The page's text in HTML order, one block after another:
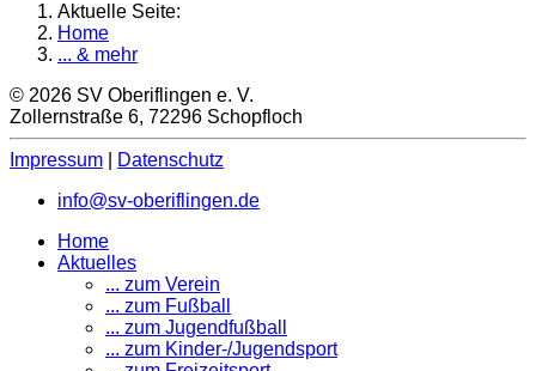
Aktuelle Seite:
Home
... & mehr
© 2026 SV Oberiflingen e. V.
Zollernstraße 6, 72296 Schopfloch
Impressum
Datenschutz
info@sv-oberiflingen.de
Home
Aktuelles
... zum Verein
... zum Fußball
... zum Jugendfußball
... zum Kinder-/Jugendsport